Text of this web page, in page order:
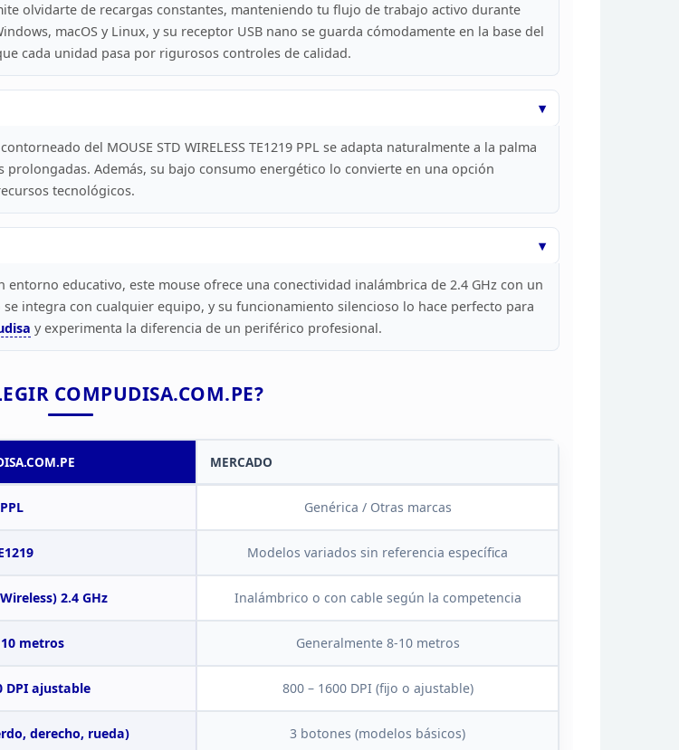
olvidarte de recargas constantes, manteniendo tu flujo de trabajo activo durante
macOS y Linux, y su receptor USB nano se guarda cómodamente en la base del
cada unidad pasa por rigurosos controles de calidad.
del MOUSE STD WIRELESS TE1219 PPL se adapta naturalmente a la palma
prolongadas. Además, su bajo consumo energético lo convierte en una opción
tecnológicos.
entorno educativo, este mouse ofrece una conectividad inalámbrica de 2.4 GHz con un
integra con cualquier equipo, y su funcionamiento silencioso lo hace perfecto para
y experimenta la diferencia de un periférico profesional.
COMPUDISA.COM.PE?
MERCADO
PPL Genérica /Otras marcas
Modelos variados sin referencia específica
2.4 GHz Inalámbrico o con cable según la competencia
metros Generalmente 8-10 metros
DPI ajustable 800 – 1600 DPI (fijo o ajustable)
derecho, rueda) 3 botones (modelos básicos)